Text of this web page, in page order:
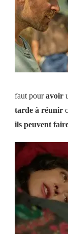
faut pouravoir
tarde à réunir
ils peuvent